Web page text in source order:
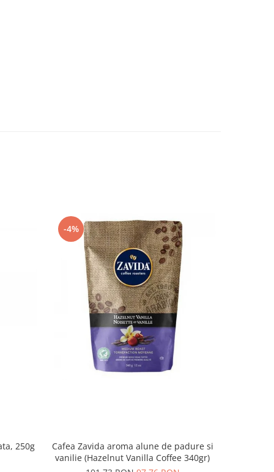
250g
-4%
Cafea Zavida aroma alune de padure si
vanilie (Hazelnut Vanilla Coffee 340gr)